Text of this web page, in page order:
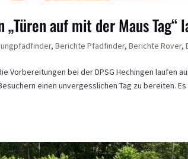
auf mit der Maus Tag“
,Berichte Pfadfinder,Berichte Rover,
Vorbereitungen bei der DPSG Hechingen laufen
einen unvergesslichen Tag zu bereiten.